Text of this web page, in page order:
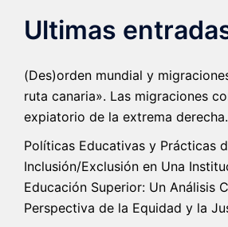
Ultimas
(Des)orden mundial y
ruta canaria». Las migraciones
expiatorio de la extrema derecha.
Políticas Educativas y Prácticas
Inclusión/Exclusión en Una
Educación Superior: Un Análisis
Perspectiva de la Equidad y la